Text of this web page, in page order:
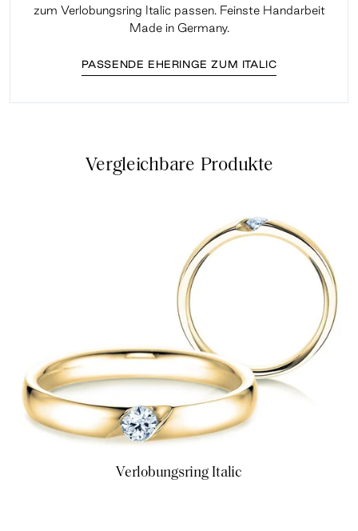
zum Verlobungsring Italic passen. Feinste Handarbeit
Made in Germany.
PASSENDE EHERINGE ZUM ITALIC
Vergleichbare Produkte
Verlobungsring Italic